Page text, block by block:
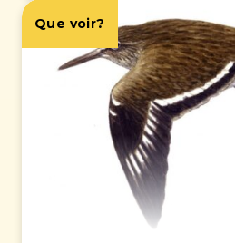
Que voir?